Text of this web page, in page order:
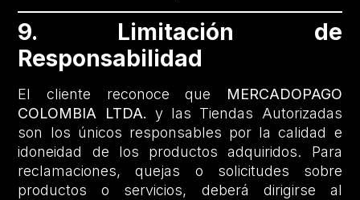
9. Limitación de
Responsabilidad
El cliente reconoce que
MERCADOPAGO
COLOMBIA LTDA. y las Tiendas Autorizadas
son los únicos responsables por la calidad e
idoneidad de los productos adquiridos. Para
reclamaciones, quejas o solicitudes sobre
productos o servicios, deberá dirigirse al